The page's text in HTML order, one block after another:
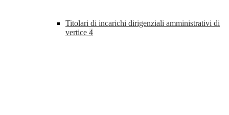
Titolari di incarichi dirigenziali amministrativi di
vertice 4